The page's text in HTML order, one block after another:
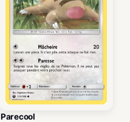
Parecool